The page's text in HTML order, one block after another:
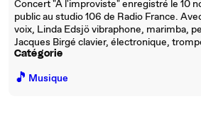
Concert "A l'improviste" enregistré le 10
public au studio 106 de Radio France.
voix, Linda Edsjö vibraphone, marimba,
Jacques Birgé clavier, électronique,
Catégorie
🎵 Musique